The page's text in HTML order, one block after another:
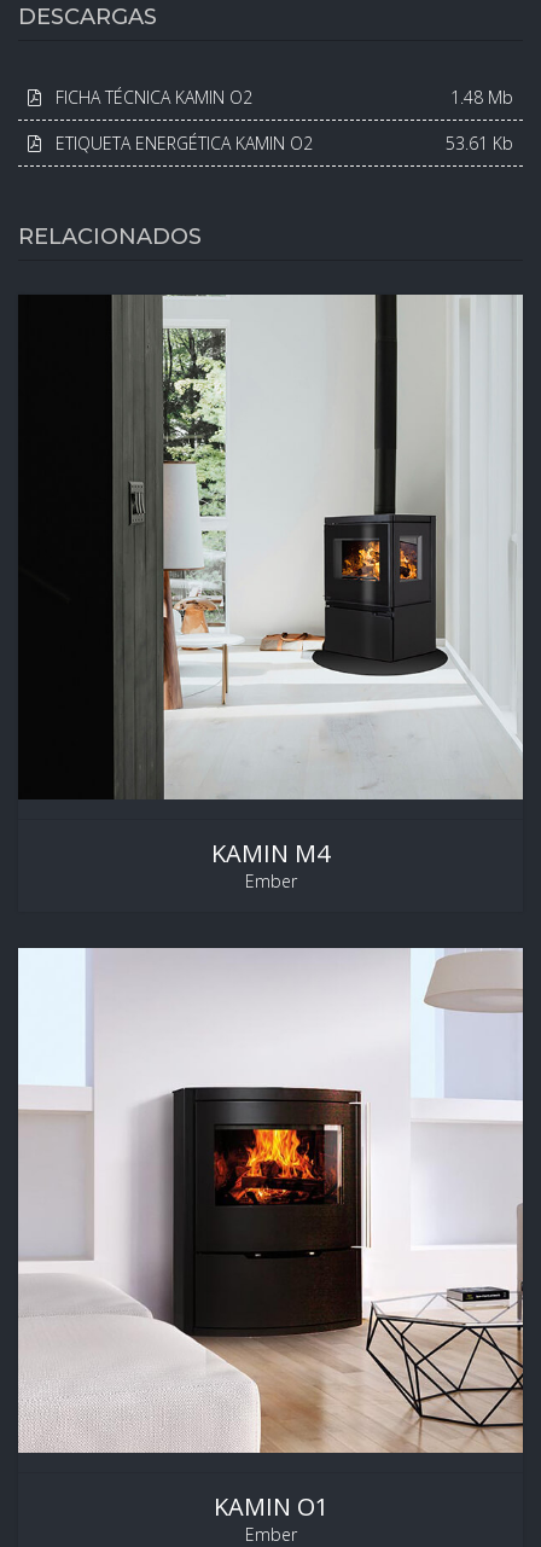
DESCARGAS
FICHA TÉCNICA KAMIN O2
1.48 Mb
ETIQUETA ENERGÉTICA KAMIN O2
53.61 Kb
RELACIONADOS
KAMIN M4
Ember
KAMIN O1
Ember